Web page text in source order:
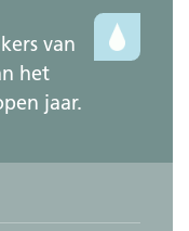
van
het
jaar.